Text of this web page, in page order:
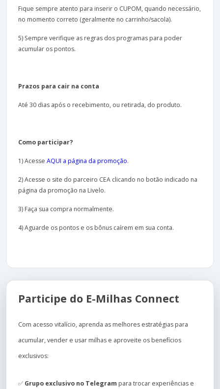
Fique sempre atento para inserir o CUPOM, quando necessário,
no momento correto (geralmente no carrinho/sacola).
5) Sempre verifique as regras dos programas para poder
acumular os pontos.
Prazos para cair na conta
Até 30 dias após o recebimento, ou retirada, do produto.
Como participar?
1) Acesse AQUI a página da promoção.
2) Acesse o site do parceiro CEA clicando no botão indicado na
página da promoção na Livelo.
3) Faça sua compra normalmente.
4) Aguarde os pontos e os bônus caírem em sua conta.
Participe do E-Milhas Connect
Com acesso vitalício, aprenda as melhores estratégias para
acumular, vender e usar milhas e aproveite os benefícios
exclusivos:
✅ Grupo exclusivo no Telegram para trocar experiências e